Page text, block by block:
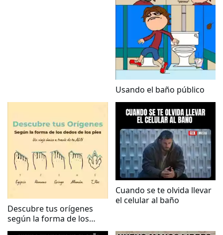
Usando el baño público
Descubre tus orígenes
según la forma de los
dedos de los pies
Cuando se te olvida llevar
el celular al baño